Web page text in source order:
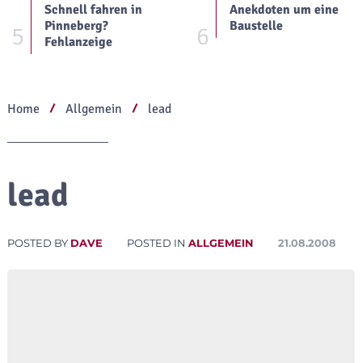
5
Schnell fahren in
Pinneberg?
Fehlanzeige
6
Anekdoten um eine
Baustelle
Home Allgemein lead
lead
POSTED BY DAVE POSTED IN ALLGEMEIN 21.08.2008